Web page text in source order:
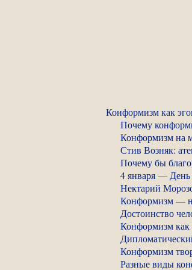
Конформизм как
Почему
Конформизм на
Стив Возняк:
Почему бы
4 января —
Нектарий
Конформизм —
Достоинство
Конформизм как
Конформизм
Разные виды